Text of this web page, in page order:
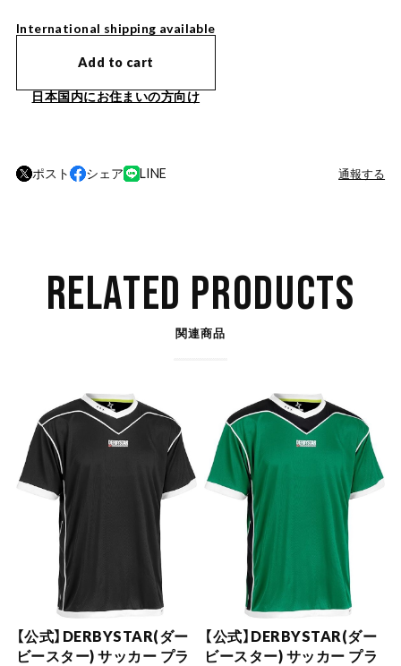
International shipping available
Add to cart
日本国内にお住まいの方向け
ポスト シェア LINE 通報する
RELATED PRODUCTS
関連商品
【公式】DERBYSTAR(ダー
ビースター) サッカー プラ
【公式】DERBYSTAR(ダー
ビースター) サッカー プラ